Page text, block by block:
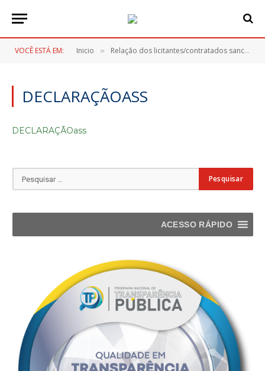
VOCÊ ESTÁ EM: Inicio » Relação dos licitantes/contratados sancionados
DECLARAÇÃOASS
DECLARAÇÃOass
ACESSO RÁPIDO